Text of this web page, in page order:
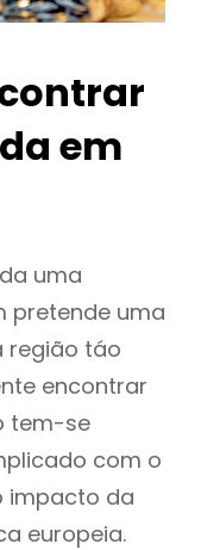
em
uma
pretende uma
região táo
encontrar
tem-se
com o
impacto da
europeia.